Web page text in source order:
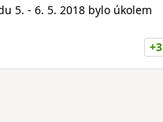
5. - 6. 5. 2018 bylo úkolem
+3